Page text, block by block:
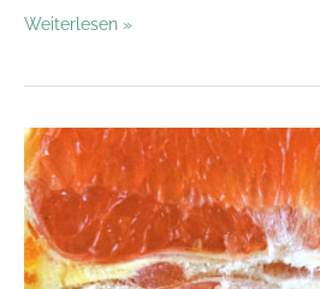
Skin
Wie
macht
sich
Stress
an
der
Weiterlesen »